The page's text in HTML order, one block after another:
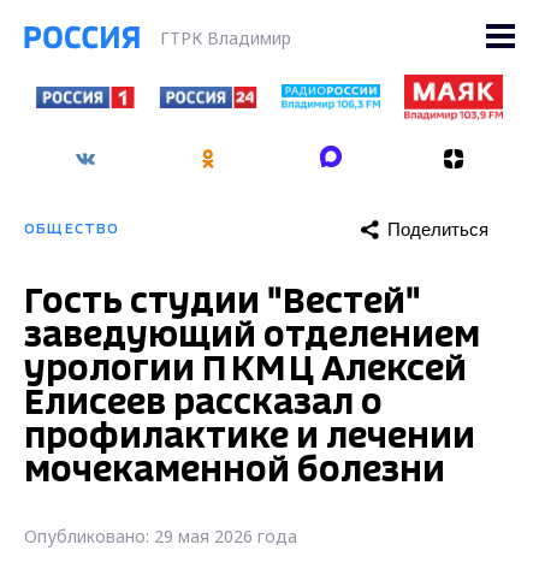
ГТРК Владимир
ОБЩЕСТВО Поделиться
Гость студии "Вестей"
заведующий отделением
урологии ПКМЦ Алексей
Елисеев рассказал о
профилактике и лечении
мочекаменной болезни
Опубликовано: 29 мая 2026 года